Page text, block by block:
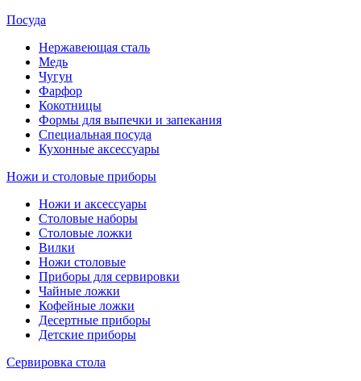
Посуда
Нержавеющая сталь
Медь
Чугун
Фарфор
Кокотницы
Формы для выпечки и запекания
Специальная посуда
Кухонные аксессуары
Ножи и столовые приборы
Ножи и аксессуары
Столовые наборы
Столовые ложки
Вилки
Ножи столовые
Приборы для сервировки
Чайные ложки
Кофейные ложки
Десертные приборы
Детские приборы
Сервировка стола